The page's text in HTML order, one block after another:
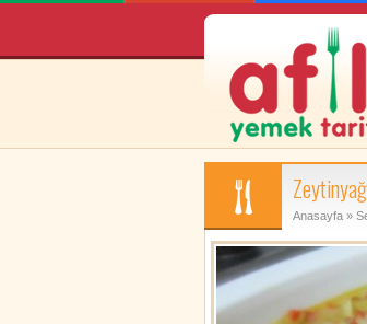
Anasayfa »